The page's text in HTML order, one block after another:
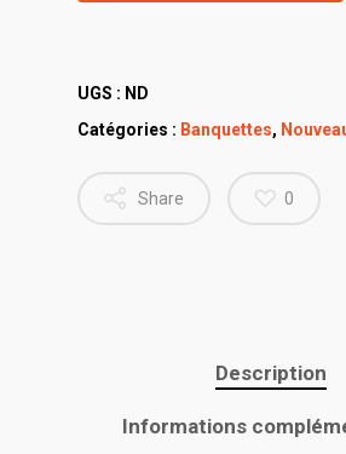
UGS : ND
Catégories : Banquettes,
Share 0
Description
Informations